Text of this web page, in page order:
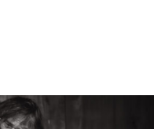
Tartus 2025